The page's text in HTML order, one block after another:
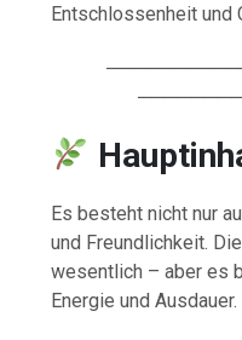
Entschlossenheit und
Es besteht nicht nur
und Freundlichkeit.
wesentlich – aber es
Energie und Ausdauer.